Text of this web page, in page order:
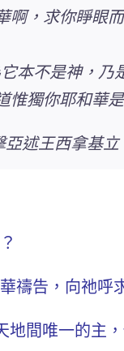
啊，求你睜眼
本不是神，乃
惟獨你耶和華
述王西拿基立
禱告，向祂呼
間唯一的主